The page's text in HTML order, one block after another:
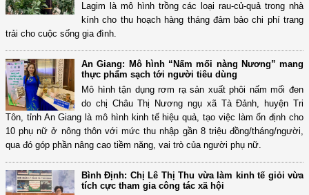
Lagim là mô hình trồng các loại rau-củ-quả trong nhà
kính cho thu hoạch hàng tháng đảm bảo chi phí trang
trải cho cuộc sống gia đình.
An Giang: Mô hình “Nấm mối nàng Nương” mang
thực phẩm sạch tới người tiêu dùng
Mô hình tận dụng rơm rạ sản xuất phôi nấm mối đen
do chị Châu Thị Nương ngụ xã Tà Đảnh, huyện Tri
Tôn, tỉnh An Giang là mô hình kinh tế hiệu quả, tạo việc làm ổn định cho
10 phụ nữ ở nông thôn với mức thu nhập gần 8 triệu đồng/tháng/người,
qua đó góp phần nâng cao tiềm năng, vai trò của người phụ nữ.
Bình Định: Chị Lê Thị Thu vừa làm kinh tế giỏi vừa
tích cực tham gia công tác xã hội